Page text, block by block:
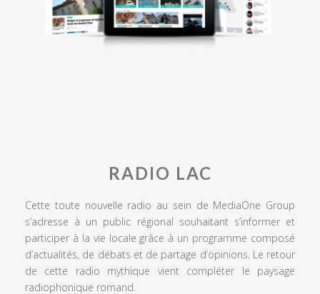
RADIO LAC
Cette toute nouvelle radio au sein de MediaOne Group
s’adresse à un public régional souhaitant s’informer et
participer à la vie locale grâce à un programme composé
d’actualités, de débats et de partage d’opinions. Le retour
de cette radio mythique vient compléter le paysage
radiophonique romand.